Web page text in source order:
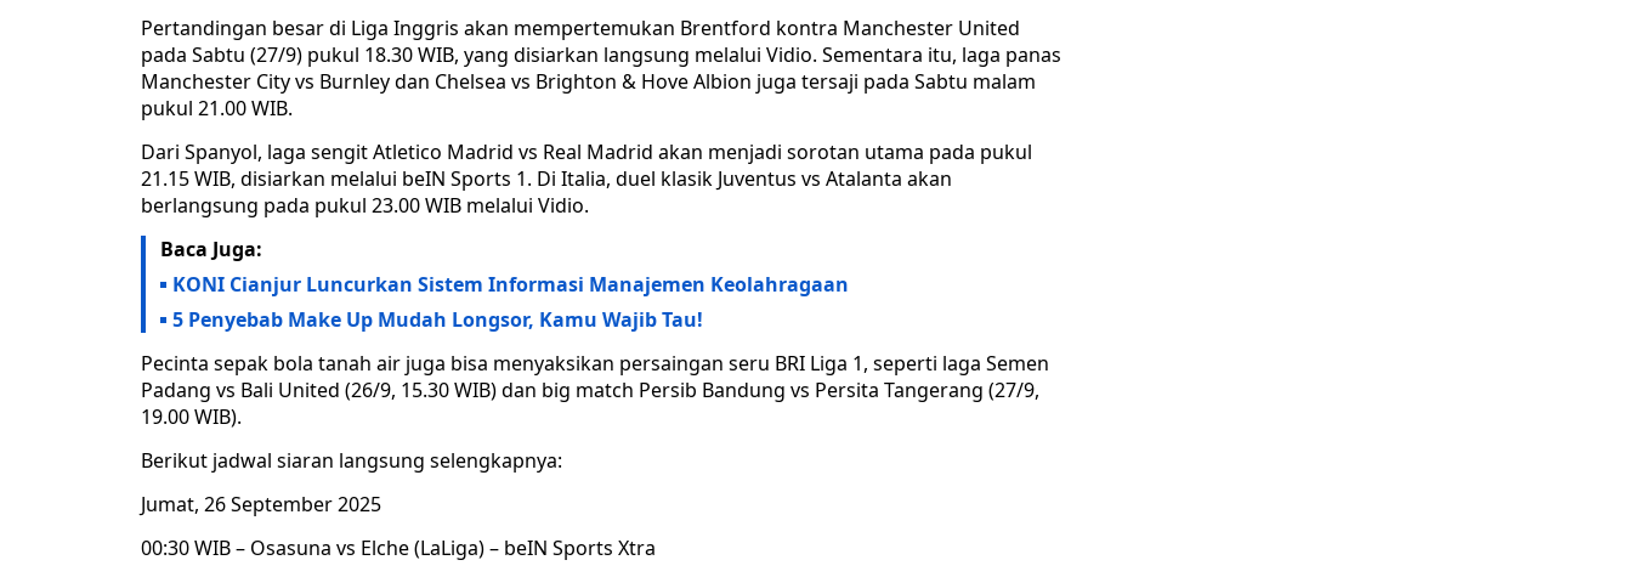
Pertandingan besar di Liga Inggris akan mempertemukan Brentford kontra Manchester United
pada Sabtu (27/9) pukul 18.30 WIB, yang disiarkan langsung melalui Vidio. Sementara itu, laga panas
Manchester City vs Burnley dan Chelsea vs Brighton & Hove Albion juga tersaji pada Sabtu malam
pukul 21.00 WIB.
Dari Spanyol, laga sengit Atletico Madrid vs Real Madrid akan menjadi sorotan utama pada pukul
21.15 WIB, disiarkan melalui beIN Sports 1. Di Italia, duel klasik Juventus vs Atalanta akan
berlangsung pada pukul 23.00 WIB melalui Vidio.
Baca Juga:
KONI Cianjur Luncurkan Sistem Informasi Manajemen Keolahragaan
5 Penyebab Make Up Mudah Longsor, Kamu Wajib Tau!
Pecinta sepak bola tanah air juga bisa menyaksikan persaingan seru BRI Liga 1, seperti laga Semen
Padang vs Bali United (26/9, 15.30 WIB) dan big match Persib Bandung vs Persita Tangerang (27/9,
19.00 WIB).
Berikut jadwal siaran langsung selengkapnya:
Jumat, 26 September 2025
00:30 WIB – Osasuna vs Elche (LaLiga) – beIN Sports Xtra